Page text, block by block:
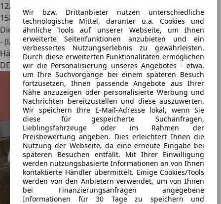
Wir bzw. Drittanbieter nutzen unterschiedliche
technologische Mittel, darunter u.a. Cookies und
ähnliche Tools auf unserer Webseite, um Ihnen
erweiterte Seitenfunktionen anzubieten und ein
verbessertes Nutzungserlebnis zu gewährleisten.
Durch diese erweiterten Funktionalitäten ermöglichen
wir die Personalisierung unseres Angebotes - etwa,
um Ihre Suchvorgänge bei einem späteren Besuch
fortzusetzen, Ihnen passende Angebote aus Ihrer
Nähe anzuzeigen oder personalisierte Werbung und
Nachrichten bereitzustellen und diese auszuwerten.
Wir speichern Ihre E-Mail-Adresse lokal, wenn Sie
diese für gespeicherte Suchanfragen,
Lieblingsfahrzeuge oder im Rahmen der
Preisbewertung angeben. Dies erleichtert Ihnen die
Nutzung der Webseite, da eine erneute Eingabe bei
späteren Besuchen entfällt. Mit Ihrer Einwilligung
werden nutzungsbasierte Informationen an von Ihnen
kontaktierte Händler übermittelt. Einige Cookies/Tools
werden von den Anbietern verwendet, um von Ihnen
bei Finanzierungsanfragen angegebene
Informationen für 30 Tage zu speichern und
12/2012
158.000 km
Diesel
- (l/100 km)
Händler
DE 52531